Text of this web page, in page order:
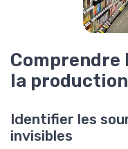
Comprendre
la
Identifier les
invisibles